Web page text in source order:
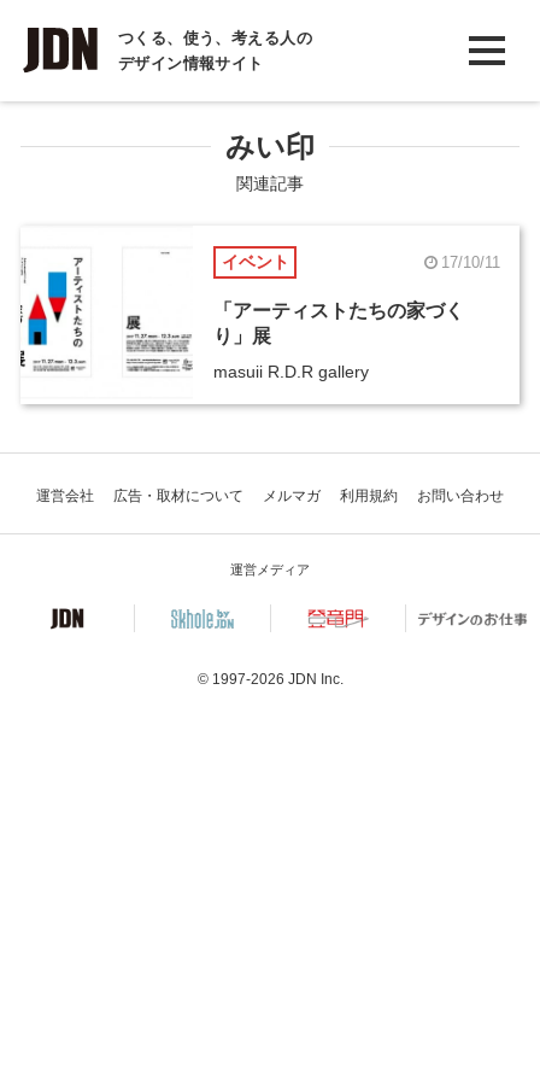
つくる、使う、考える人の
デザイン情報サイト
INTERVIEW
インタビュー
コラム
みい印
関連記事
イベント 17/10/11
「アーティストたちの家づく
り」展
masuii R.D.R gallery
運営会社 広告・取材について メルマガ 利用規約 お問い合わせ
運営メディア
© 1997-2026 JDN Inc.